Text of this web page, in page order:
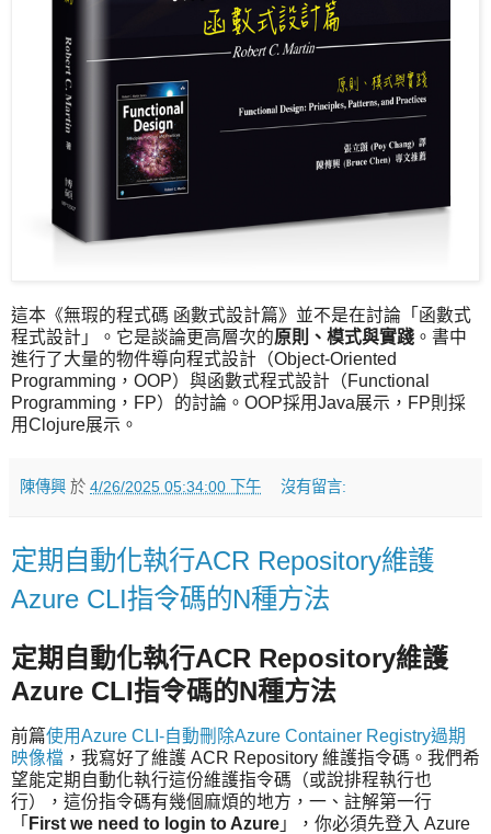
這本《無瑕的程式碼 函數式設計篇》並不是在討論「函數式
程式設計」。它是談論更高層次的原則、模式與實踐 。書中
進行了大量的物件導向程式設計（Object-Oriented
Programming，OOP）與函數式程式設計（Functional
Programming，FP）的討論。OOP採用Java展示，FP則採
用Clojure展示。
陳傳興 於 4/26/2025 05:34:00 下午 沒有留言:
定期自動化執行ACR Repository維護
Azure CLI指令碼的N種方法
定期自動化執行ACR Repository維護
Azure CLI指令碼的N種方法
前篇使用Azure CLI-自動刪除Azure Container Registry過期
映像檔 ，我寫好了維護 ACR Repository 維護指令碼。我們希
望能定期自動化執行這份維護指令碼（或說排程執行也
行），這份指令碼有幾個麻煩的地方，一、註解第一行
「 First we need to login to Azure 」，你必須先登入 Azure